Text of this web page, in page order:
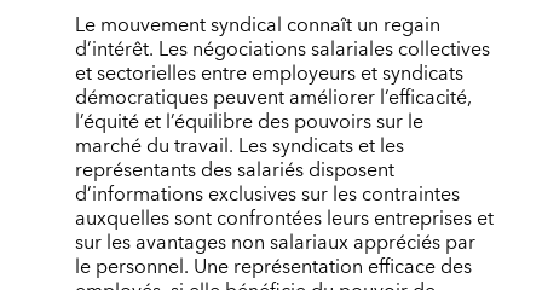
Le mouvement syndical connaît un regain
d’intérêt. Les négociations salariales collectives
et sectorielles entre employeurs et syndicats
démocratiques peuvent améliorer l’efficacité,
l’équité et l’équilibre des pouvoirs sur le
marché du travail. Les syndicats et les
représentants des salariés disposent
d’informations exclusives sur les contraintes
auxquelles sont confrontées leurs entreprises et
sur les avantages non salariaux appréciés par
le personnel. Une représentation efficace des